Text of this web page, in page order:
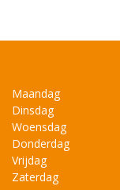
Maandag
Dinsdag
Woensdag
Donderdag
Vrijdag
Zaterdag